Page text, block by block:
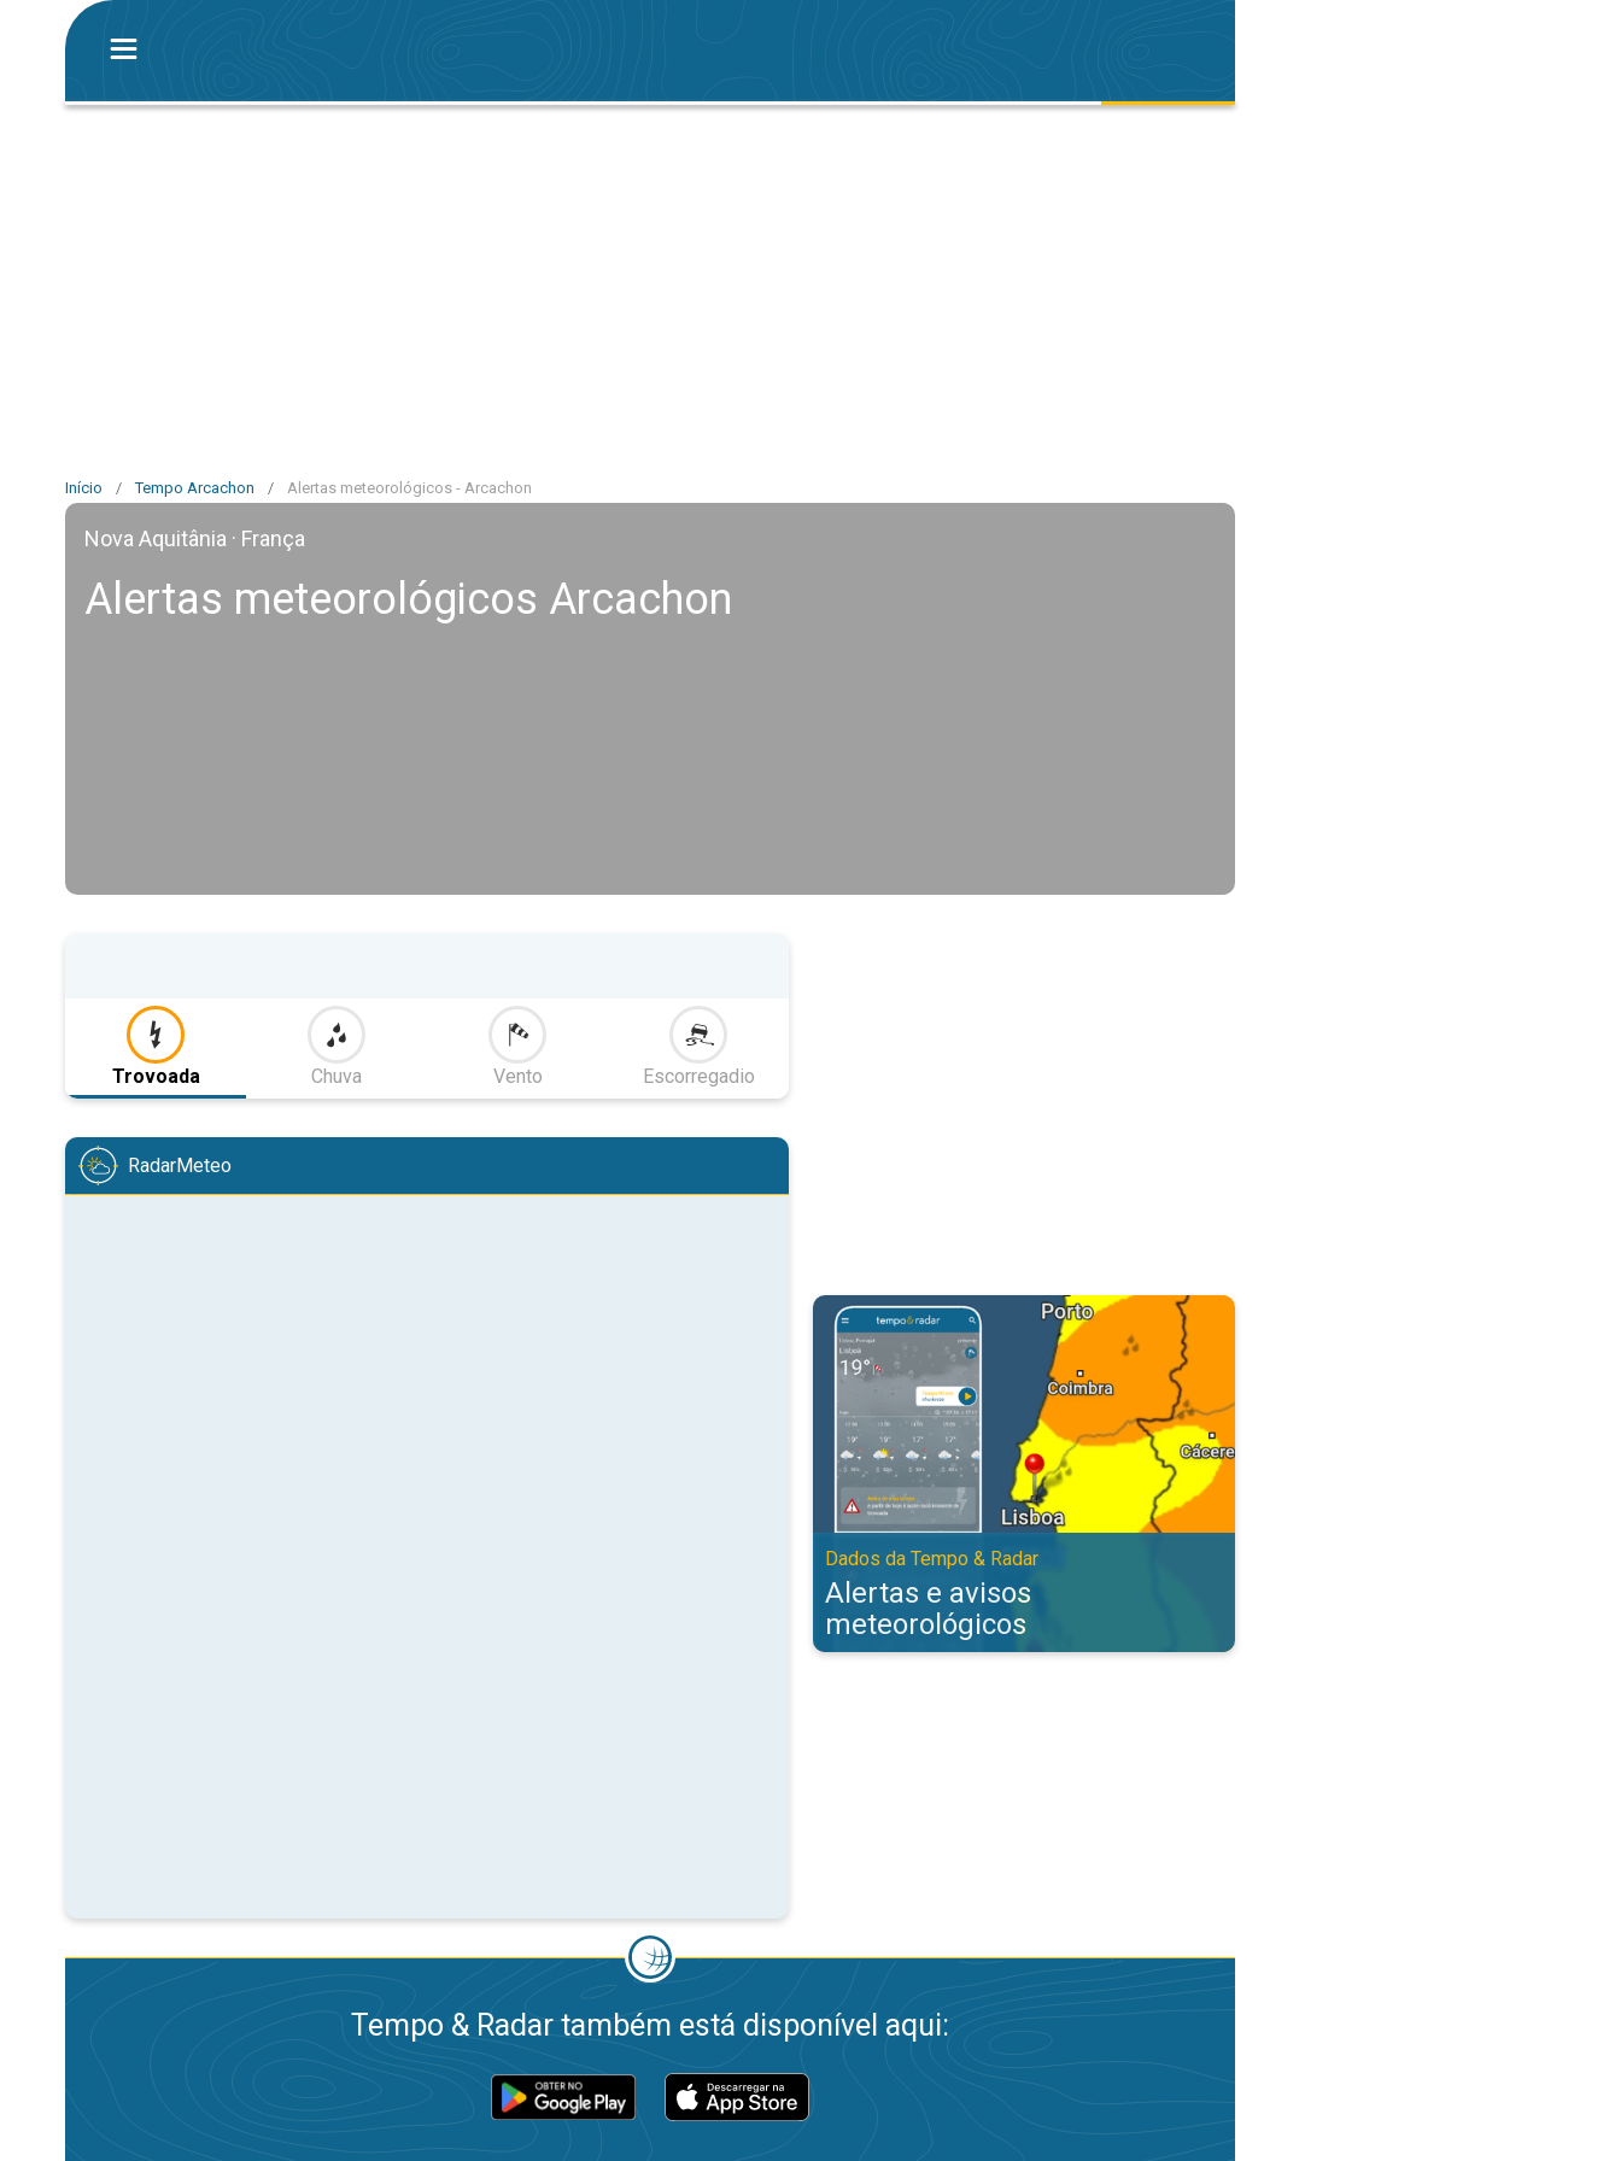
Início / Tempo Arcachon / Alertas meteorológicos - Arcachon
Nova Aquitânia · França
Alertas meteorológicos Arcachon
Trovoada Chuva Vento Escorregadio
RadarMeteo
Alertas e avisos meteorológicos. Dados da Tempo & Radar. . .
Dados da Tempo & Radar
Alertas e avisos
meteorológicos
Tempo & Radar também está disponível aqui: